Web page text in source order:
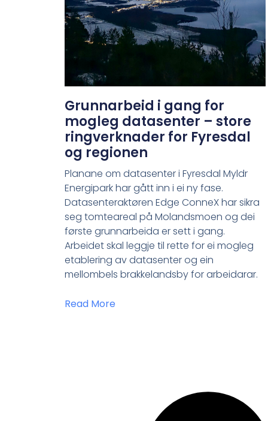
Grunnarbeid i gang for
mogleg datasenter – store
ringverknader for Fyresdal
og regionen
Planane om datasenter i Fyresdal Myldr
Energipark har gått inn i ei ny fase.
Datasenteraktøren Edge ConneX har sikra
seg tomteareal på Molandsmoen og dei
første grunnarbeida er sett i gang.
Arbeidet skal leggje til rette for ei mogleg
etablering av datasenter og ein
mellombels brakkelandsby for arbeidarar.
Read More